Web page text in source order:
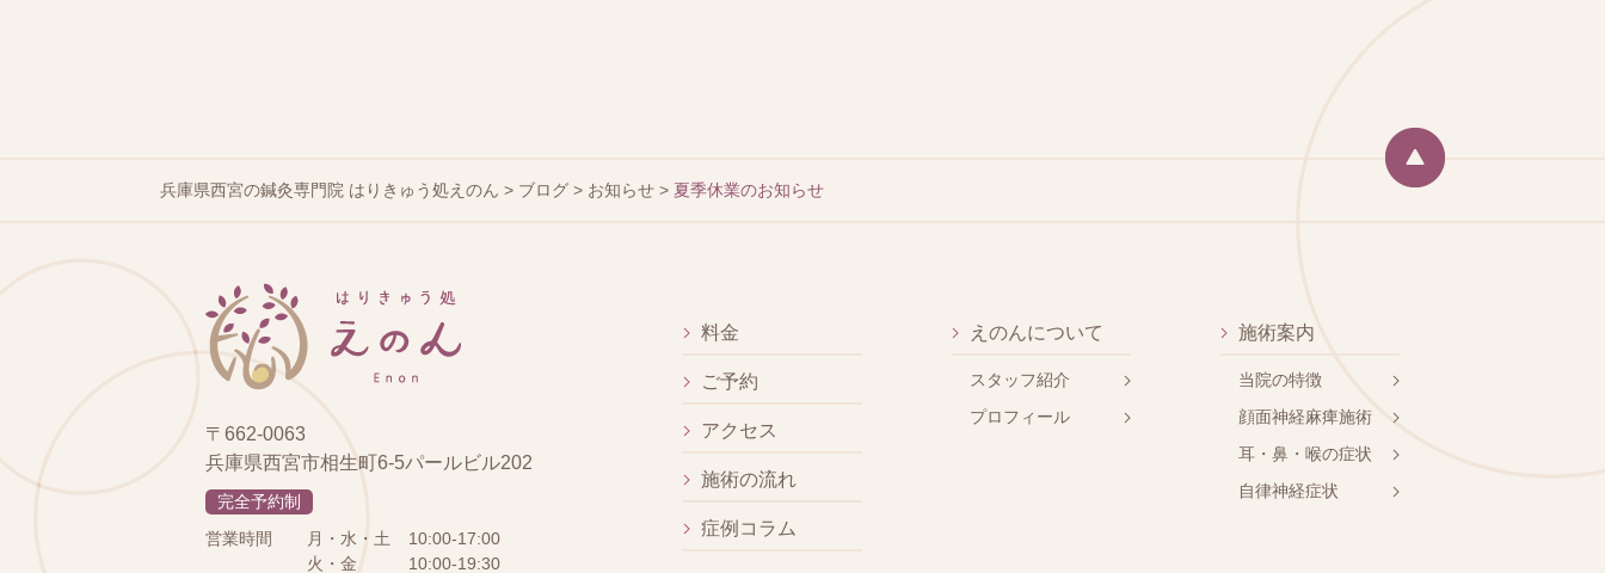
兵庫県西宮の鍼灸専門院 はりきゅう処えのん > ブログ > お知らせ > 夏季休業のお知らせ
〒662-0063
兵庫県西宮市相生町6-5パールビル202
完全予約制
営業時間
月・水・土
10:00-17:00
火・金
10:00-19:30
料金
ご予約
アクセス
施術の流れ
症例コラム
えのんについて
スタッフ紹介
プロフィール
施術案内
当院の特徴
顔面神経麻痺施術
耳・鼻・喉の症状
自律神経症状